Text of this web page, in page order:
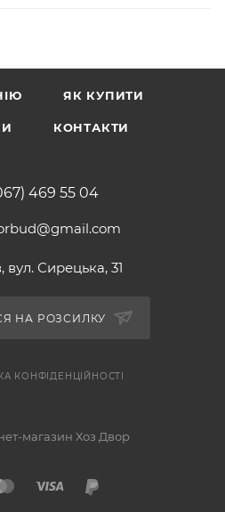
ЯК КУПИТИ
КОНТАКТИ
469 55 04
вул. Сирецька, 31
НА РОЗСИЛКУ
КОНФІДЕНЦІЙНОСТІ
магазин Хоз Двор